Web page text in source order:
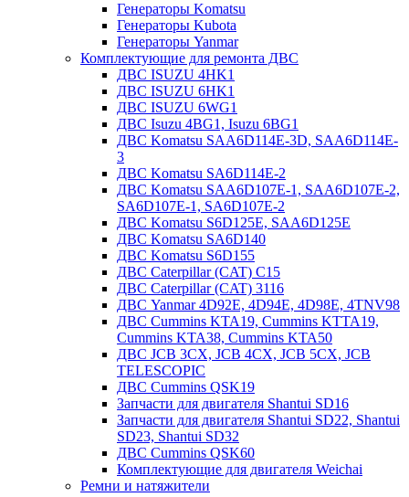
Генераторы Komatsu
Генераторы Kubota
Генераторы Yanmar
Комплектующие для ремонта ДВС
ДВС ISUZU 4HK1
ДВС ISUZU 6HK1
ДВС ISUZU 6WG1
ДВС Isuzu 4BG1, Isuzu 6BG1
ДВС Komatsu SAA6D114E-3D, SAA6D114E-
3
ДВС Komatsu SA6D114E-2
ДВС Komatsu SAA6D107E-1, SAA6D107E-2,
SA6D107E-1, SA6D107E-2
ДВС Komatsu S6D125E, SAA6D125E
ДВС Komatsu SA6D140
ДВС Komatsu S6D155
ДВС Caterpillar (CAT) C15
ДВС Caterpillar (CAT) 3116
ДВС Yanmar 4D92E, 4D94E, 4D98E, 4TNV98
ДВС Cummins KTA19, Cummins KTTA19,
Cummins KTA38, Cummins KTA50
ДВС JCB 3CX, JCB 4CX, JCB 5CX, JCB
TELESCOPIC
ДВС Cummins QSK19
Запчасти для двигателя Shantui SD16
Запчасти для двигателя Shantui SD22, Shantui
SD23, Shantui SD32
ДВС Cummins QSK60
Комплектующие для двигателя Weichai
Ремни и натяжители